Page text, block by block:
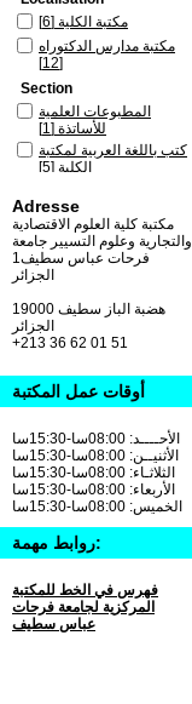
مكتبة الكلية [6]
مكتبة مدارس الدكتوراه
[12]
Section
المطبوعات العلمية
للأساتذة [1]
كتب باللغة العربية لمكتبة
الكلية [5]
مدارس الدكتوراه[12]
Adresse
مكتبة كلية العلوم الاقتصادية
والتجارية وعلوم التسيير جامعة
فرحات عباس سطيف1
الجزائر
19000 هضبة الباز سطيف
+213 36 62 01 51
أوقات عمل المكتبة
الأحــــد: 08:00سا-15:30سا
الأثنيــن: 08:00سا-15:30سا
الثلاثـاء: 08:00سا-15:30سا
الأربعاء: 08:00سا-15:30سا
الخميس: 08:00سا-15:30سا
روابط مهمة:
فهرس في الخط للمكتبة
المركزية لجامعة فرحات
عباس سطيف